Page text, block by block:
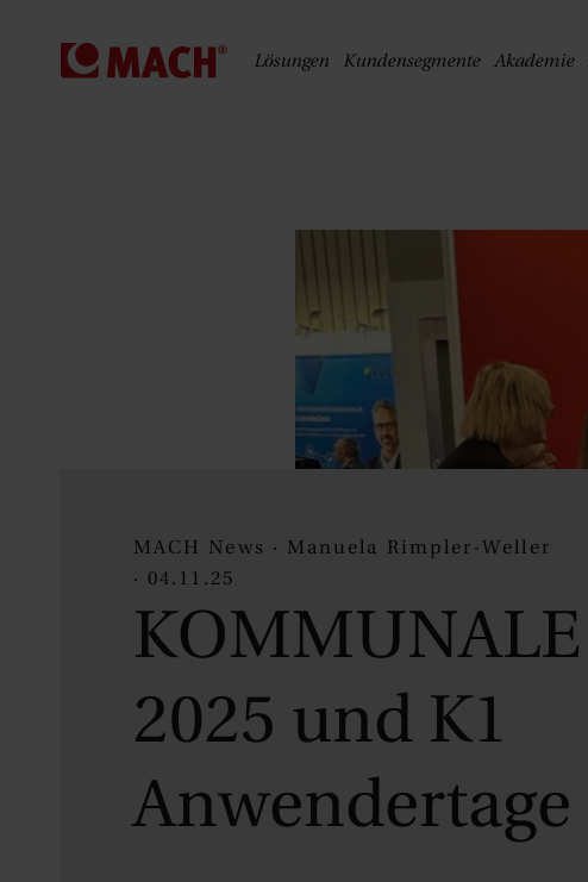
Lösungen Kundensegmente Akademie
MACH News · Manuela Rimpler-Weller
· 04.11.25
KOMMUNALE
2025 und K1
Anwendertage